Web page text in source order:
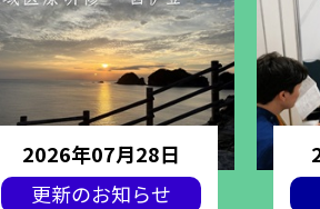
2026年07月28日
更新のお知らせ